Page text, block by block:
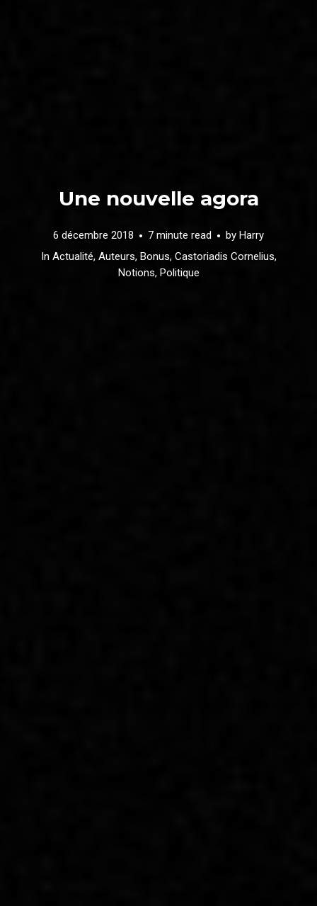
Une nouvelle agora
6 décembre 2018 7 minute read by Harry
In Actualité, Auteurs, Bonus, Castoriadis Cornelius,
Notions, Politique